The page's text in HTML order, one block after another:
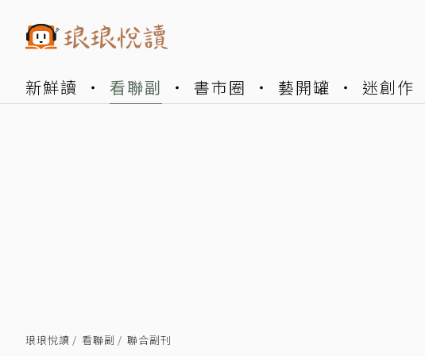
新鮮讀 看聯副 書市圈 藝開罐 迷創作
琅琅悅讀 看聯副 聯合副刊